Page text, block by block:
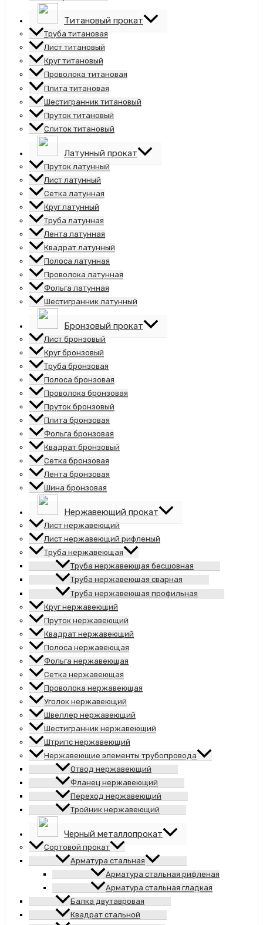
Титановый прокат
Труба титановая
Лист титановый
Круг титановый
Проволока титановая
Плита титановая
Шестигранник титановый
Пруток титановый
Слиток титановый
Латунный прокат
Пруток латунный
Лист латунный
Сетка латунная
Круг латунный
Труба латунная
Лента латунная
Квадрат латунный
Полоса латунная
Проволока латунная
Фольга латунная
Шестигранник латунный
Бронзовый прокат
Лист бронзовый
Круг бронзовый
Труба бронзовая
Полоса бронзовая
Проволока бронзовая
Пруток бронзовый
Плита бронзовая
Фольга бронзовая
Квадрат бронзовый
Сетка бронзовая
Лента бронзовая
Шина бронзовая
Нержавеющий прокат
Лист нержавеющий
Лист нержавеющий рифленый
Труба нержавеющая
Труба нержавеющая бесшовная
Труба нержавеющая сварная
Труба нержавеющая профильная
Круг нержавеющий
Пруток нержавеющий
Квадрат нержавеющий
Полоса нержавеющая
Фольга нержавеющая
Сетка нержавеющая
Проволока нержавеющая
Уголок нержавеющий
Швеллер нержавеющий
Шестигранник нержавеющий
Штрипс нержавеющий
Нержавеющие элементы трубопровода
Отвод нержавеющий
Фланец нержавеющий
Переход нержавеющий
Тройник нержавеющий
Черный металлопрокат
Сортовой прокат
Арматура стальная
Арматура стальная рифленая
Арматура стальная гладкая
Балка двутавровая
Квадрат стальной